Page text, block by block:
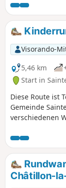
können hier
entdecken.
Visorando-
5,46 km
Start in
Diese Route ist
Gemeinde
verschiedenen
instand halten,
erleichtern.
Châtillon-